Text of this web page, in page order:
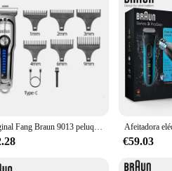
these cartridges are
a comfortable and efficient
and value. Available for wholesale
individual parts. The high-quality
are available in various sizes, making
Original Fang Braun 9013 peluquería eléctrica cabezal de afeitado empujador eléctrico cortadora de pelo cortadora de precisión para hombres
€59.03